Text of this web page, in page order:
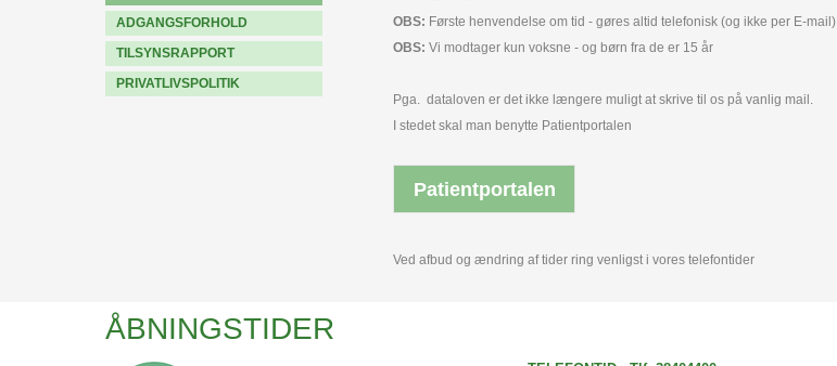
ADGANGSFORHOLD
TILSYNSRAPPORT
PRIVATLIVSPOLITIK
OBS: Første henvendelse om tid - gøres altid telefonisk (og ikke per E-mail)
OBS: Vi modtager kun voksne - og børn fra de er 15 år
Pga. dataloven er det ikke længere muligt at skrive til os på vanlig mail.
I stedet skal man benytte Patientportalen
Patientportalen
Ved afbud og ændring af tider ring venligst i vores telefontider
ÅBNINGSTIDER